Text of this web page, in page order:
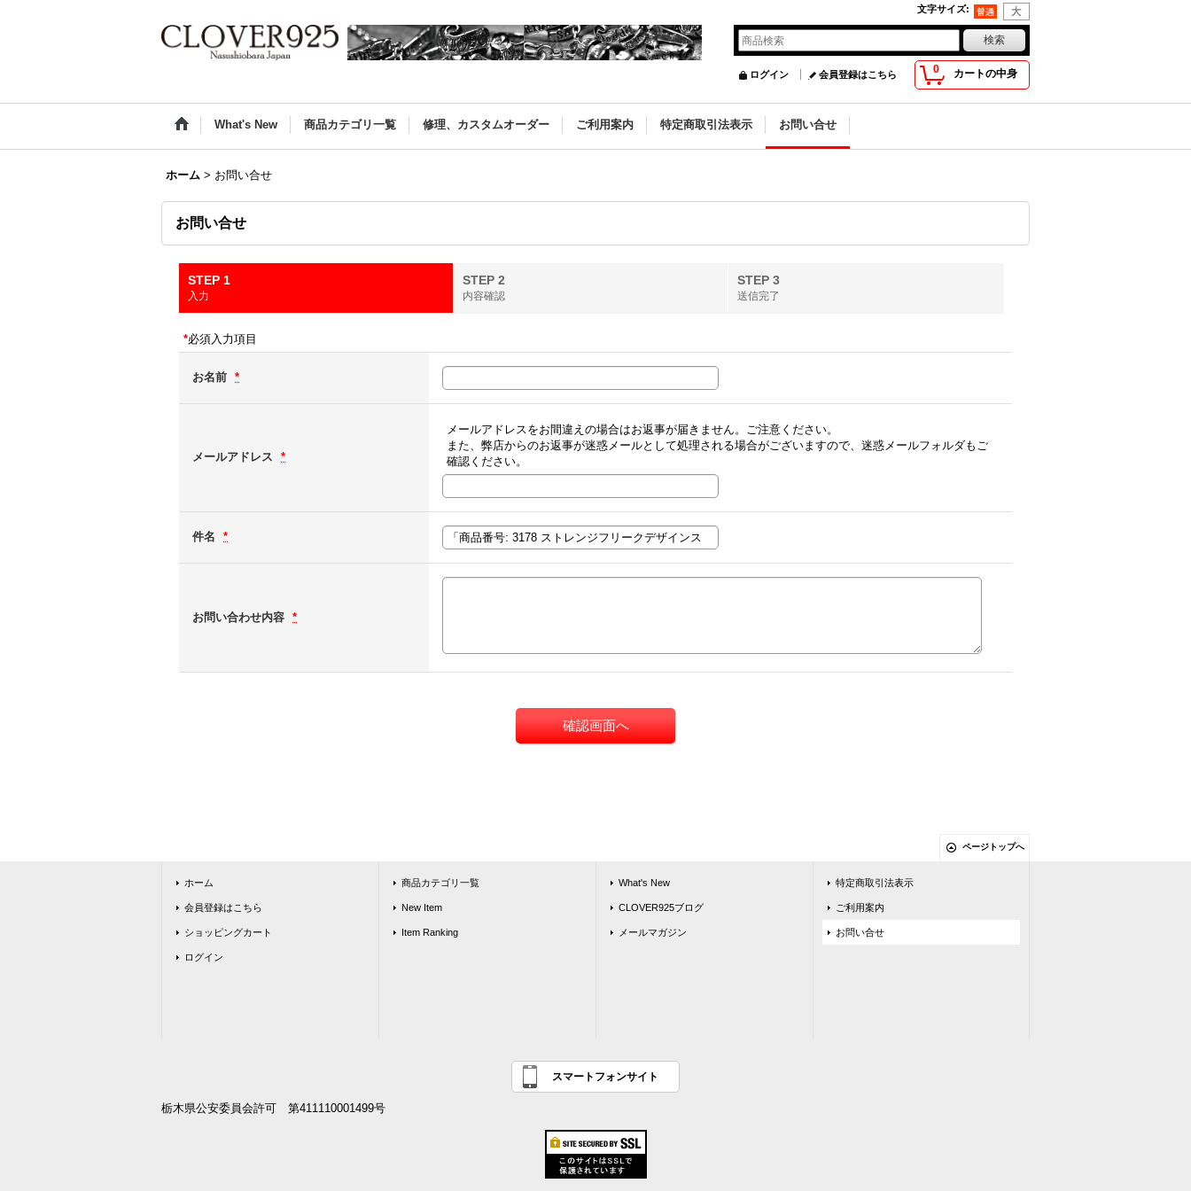
文字サイズ:
0 カートの中身
ログイン 会員登録はこちら
What's New 商品カテゴリ一覧 修理、カスタムオーダー ご利用案内 特定商取引法表示 お問い合せ
ホーム > お問い合せ
お問い合せ
STEP 1
入力
STEP 2
内容確認
STEP 3
送信完了
*必須入力項目
お名前 *
メールアドレス *
メールアドレスをお間違えの場合はお返事が届きません。ご注意ください。
また、弊店からのお返事が迷惑メールとして処理される場合がございますので、迷惑メールフォルダもご
確認ください。
件名 *
お問い合わせ内容 *
ページトップへ
ホーム
会員登録はこちら
ショッピングカート
ログイン
商品カテゴリ一覧
New Item
Item Ranking
What's New
CLOVER925ブログ
メールマガジン
特定商取引法表示
ご利用案内
お問い合せ
スマートフォンサイト
栃木県公安委員会許可 第411110001499号